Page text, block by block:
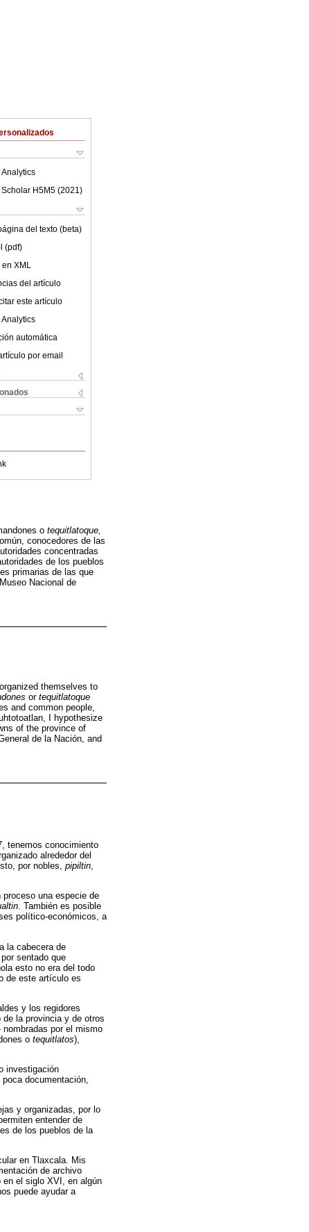
Analytics
H5M5 (2021 )
del texto (beta)
(pdf)
XML
del artículo
este artículo
Analytics
automática
por email
o tequitlatoque,
conocedores de las
concentradas
de los pueblos
primarias de las que
Nacional de
themselves to
or tequitlatoque
and common people,
I hypothesize
of the province of
de la Nación, and
tenemos conocimiento
alrededor del
por nobles, pipiltin,
una especie de
. También es posible
político-económicos, a
la cabecera de
sentado que
esto no era del todo
de este artículo es
y los regidores
la provincia y de otros
nombradas por el mismo
o tequitlatos),
investigación
documentación,
y organizadas, por lo
entender de
de los pueblos de la
en Tlaxcala. Mis
de archivo
en el siglo XVI, en algún
puede ayudar a